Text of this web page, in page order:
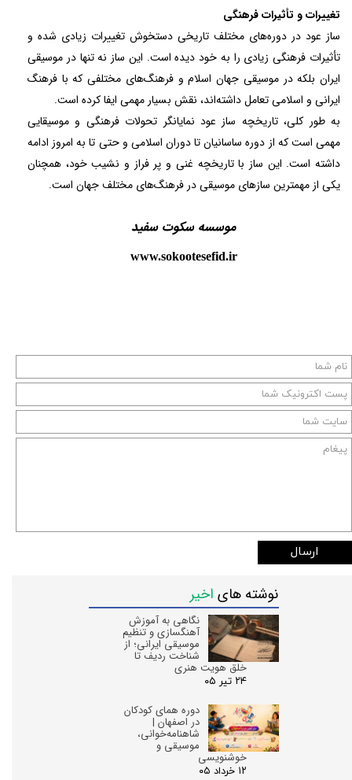
تغییرات و تأثیرات فرهنگی
ساز عود در دوره‌های مختلف تاریخی دستخوش تغییرات زیادی شده و
تأثیرات فرهنگی زیادی را به خود دیده است. این ساز نه تنها در موسیقی
ایران بلکه در موسیقی جهان اسلام و فرهنگ‌های مختلفی که با فرهنگ
ایرانی و اسلامی تعامل داشته‌اند، نقش بسیار مهمی ایفا کرده است.
به طور کلی، تاریخچه ساز عود نمایانگر تحولات فرهنگی و موسیقایی
مهمی است که از دوره ساسانیان تا دوران اسلامی و حتی تا به امروز ادامه
داشته است. این ساز با تاریخچه غنی و پر فراز و نشیب خود، همچنان
یکی از مهمترین سازهای موسیقی در فرهنگ‌های مختلف جهان است.
موسسه سکوت سفید
www.sokootesefid.ir
ارسال
نوشته های اخیر
نگاهی به آموزش
آهنگسازی و تنظیم
موسیقی ایرانی؛ از
شناخت ردیف تا
خلق هویت هنری
۲۴ تیر ۰۵
دوره همای کودکان
در اصفهان |
شاهنامه‌خوانی،
موسیقی و
خوشنویسی
۱۲ خرداد ۰۵